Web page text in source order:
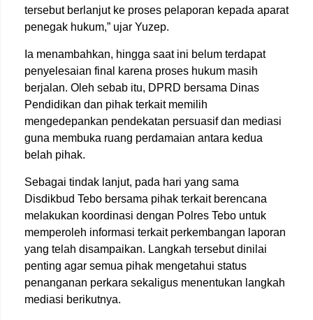
tersebut berlanjut ke proses pelaporan kepada aparat
penegak hukum,” ujar Yuzep.
Ia menambahkan, hingga saat ini belum terdapat
penyelesaian final karena proses hukum masih
berjalan. Oleh sebab itu, DPRD bersama Dinas
Pendidikan dan pihak terkait memilih
mengedepankan pendekatan persuasif dan mediasi
guna membuka ruang perdamaian antara kedua
belah pihak.
Sebagai tindak lanjut, pada hari yang sama
Disdikbud Tebo bersama pihak terkait berencana
melakukan koordinasi dengan Polres Tebo untuk
memperoleh informasi terkait perkembangan laporan
yang telah disampaikan. Langkah tersebut dinilai
penting agar semua pihak mengetahui status
penanganan perkara sekaligus menentukan langkah
mediasi berikutnya.